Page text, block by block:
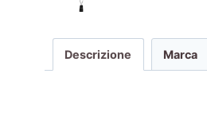
Descrizione Marca